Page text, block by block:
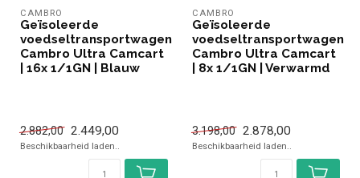
CAMBRO
Geïsoleerde
voedseltransportwagen
Cambro Ultra Camcart
| 16x 1/1GN | Blauw
2.882,00 2.449,00
Beschikbaarheid laden..
CAMBRO
Geïsoleerde
voedseltransportwagen
Cambro Ultra Camcart
| 8x 1/1GN | Verwarmd
3.198,00 2.878,00
Beschikbaarheid laden..